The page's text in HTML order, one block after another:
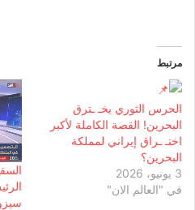
مرتبط
الحرس الثوري يخـ ـترق
البحرين! القصة الكاملة لأكبر
اختـ ـراق إيراني لمملكة
البحرين؟
3 يونيو، 2026
في "العالم الان"